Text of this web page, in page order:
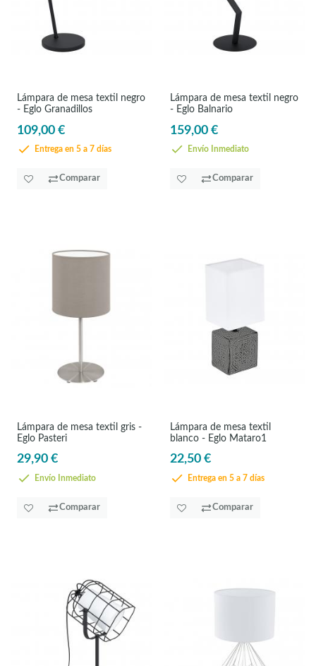
Lámpara de mesa textil negro
- Eglo Granadillos
109,00 €
Entrega en 5 a 7 días
Comparar
Lámpara de mesa textil negro
- Eglo Balnario
159,00 €
Envío Inmediato
Comparar
Lámpara de mesa textil gris -
Eglo Pasteri
29,90 €
Envío Inmediato
Comparar
Lámpara de mesa textil
blanco - Eglo Mataro1
22,50 €
Entrega en 5 a 7 días
Comparar